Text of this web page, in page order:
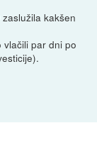
kakšen
vlačili par dni po